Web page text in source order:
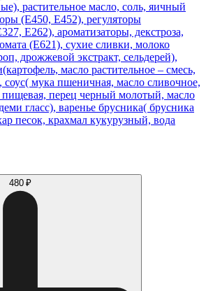
растительное масло, соль, яичный
(Е450, Е452), регуляторы
Е262), ароматизаторы, декстроза,
(Е621), сухие сливки, молоко
дрожжевой экстракт, сельдерей),
масло растительное – смесь,
соус( мука пшеничная, масло сливочное,
пищевая, перец черный молотый, масло
гласс), варенье брусника( брусника
песок, крахмал кукурузный, вода
480 ₽